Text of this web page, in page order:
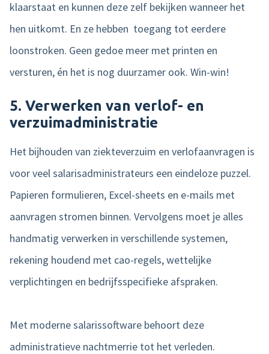
klaarstaat en kunnen deze zelf bekijken wanneer het
hen uitkomt. En ze hebben toegang tot eerdere
loonstroken. Geen gedoe meer met printen en
versturen, én het is nog duurzamer ook. Win-win!
5. Verwerken van verlof- en
verzuimadministratie
Het bijhouden van ziekteverzuim en verlofaanvragen is
voor veel salarisadministrateurs een eindeloze puzzel.
Papieren formulieren, Excel-sheets en e-mails met
aanvragen stromen binnen. Vervolgens moet je alles
handmatig verwerken in verschillende systemen,
rekening houdend met cao-regels, wettelijke
verplichtingen en bedrijfsspecifieke afspraken.
Met moderne salarissoftware behoort deze
administratieve nachtmerrie tot het verleden.